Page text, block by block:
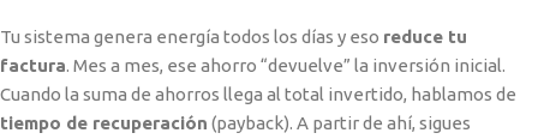
Tu sistema genera energía todos los días y eso reduce tu
factura. Mes a mes, ese ahorro “devuelve” la inversión inicial.
Cuando la suma de ahorros llega al total invertido, hablamos de
tiempo de recuperación (payback). A partir de ahí, sigues